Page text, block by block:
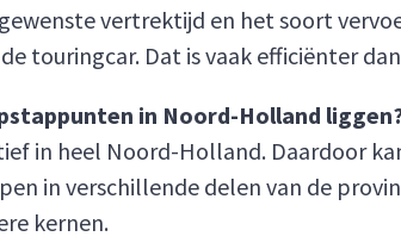
vertrektijd en het soort
touringcar. Dat is vaak efficiënter
in Noord-Holland
in heel Noord-Holland. Daardoor
in verschillende delen van de
kernen.